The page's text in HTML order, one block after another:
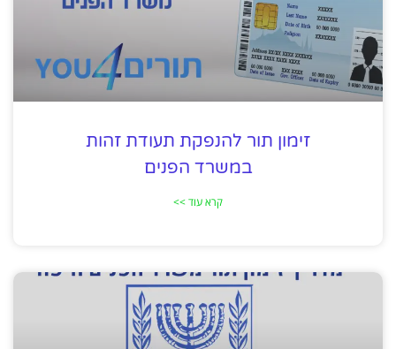
זימון תור להנפקת תעודת זהות
במשרד הפנים
קרא עוד >>